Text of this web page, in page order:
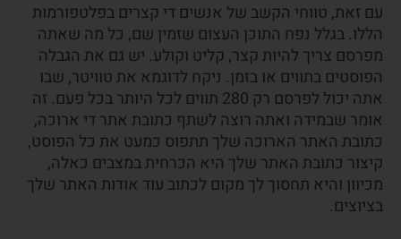
עם זאת, טווחי הקשב של אנשים די קצרים בפלטפורמות
הללו. בגלל נפח התוכן העצום שזמין שם, כל מה שאתה
מפרסם צריך להיות קצר, קליט וקולע. יש גם את הגבלה
הפוסטים בתווים או בזמן. ניקח לדוגמא את טוויטר, שבו
אתה יכול לפרסם רק 280 תווים לכל היותר בכל פעם. זה
אומר שבמידה ואתה רוצה לשתף כתובת אתר די ארוכה,
כתובת האתר הארוכה שלך תתפוס כמעט את כל הפוסט,
קיצור כתובת האתר שלך היא הכרחית במצבים כאלה,
מכיוון והיא תחסוך לך מקום לכתוב עוד אודות האתר שלך
בציוצים.